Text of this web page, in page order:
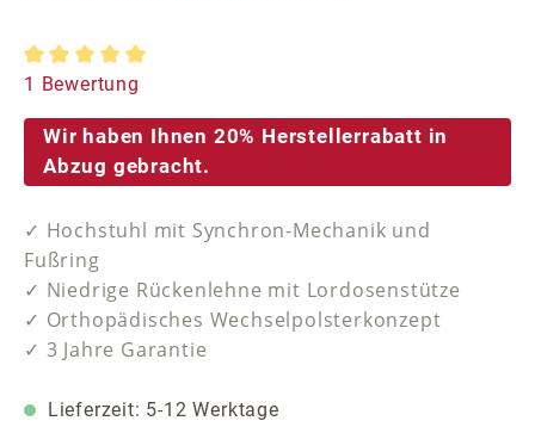
Durchschnittliche Bewertung von 5 von 5 Sternen
1 Bewertung
Wir haben Ihnen 20% Herstellerrabatt in
Abzug gebracht.
✓ Hochstuhl mit Synchron-Mechanik und
Fußring
✓ Niedrige Rückenlehne mit Lordosenstütze
✓ Orthopädisches Wechselpolsterkonzept
✓ 3 Jahre Garantie
Lieferzeit: 5-12 Werktage